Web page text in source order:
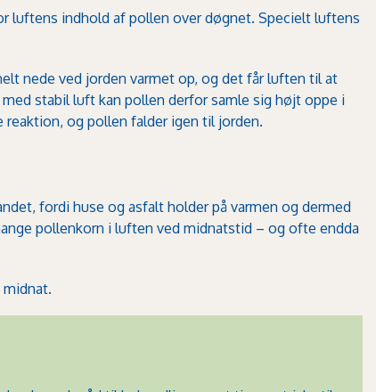
luftens indhold af pollen over døgnet. Specielt luftens
nede ved jorden varmet op, og det får luften til at
stabil luft kan pollen derfor samle sig højt oppe i
og pollen falder igen til jorden.
fordi huse og asfalt holder på varmen og dermed
pollenkorn i luften ved midnatstid – og ofte endda